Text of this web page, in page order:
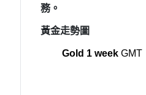
務。
黃金走勢圖
Gold 1 weekGMT